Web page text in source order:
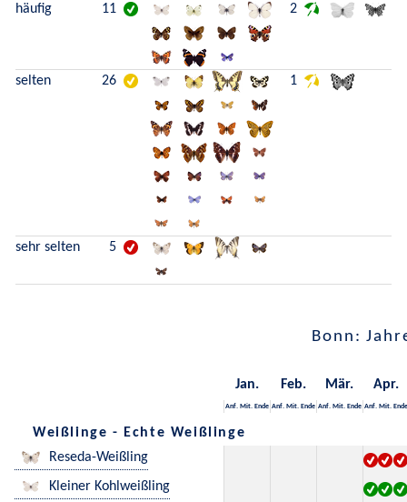
häufig 11 2
selten 26 1
sehr selten 5
Bonn:
Jan. Feb. Mär. Apr.
Anf. Mit. Ende Anf. Mit. Ende Anf. Mit. Ende Anf. Mit. Ende
Weißlinge - Echte Weißlinge
Reseda-Weißling
Kleiner Kohlweißling